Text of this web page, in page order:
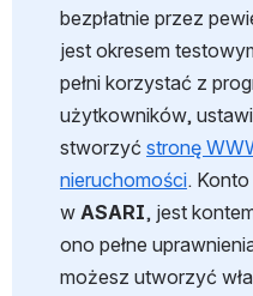
bezpłatnie przez
jest okresem
pełni korzystać z
użytkowników,
stworzyć stronę
nieruchomości.
w ASARI, jest
ono pełne
możesz utworzyć